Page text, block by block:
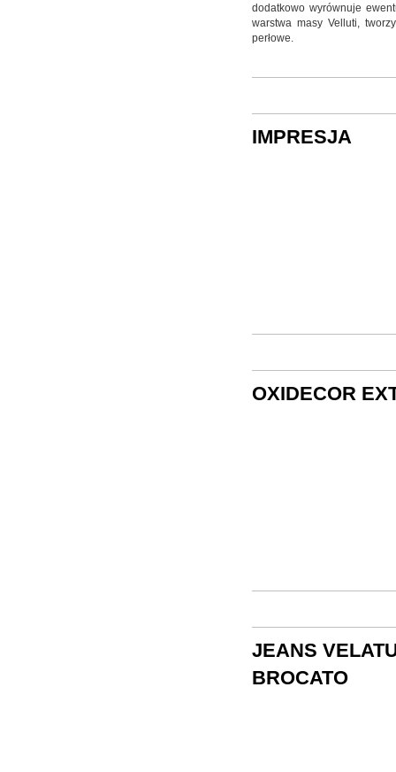
dodatkowo wyrównuje
warstwa masy Velluti,
perłowe.
IMPRESJA
OXIDECOR
JEANS
BROCATO